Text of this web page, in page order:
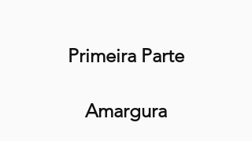
Primeira Parte
Amargura